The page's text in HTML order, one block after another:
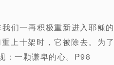
们一再积极重新进入耶稣的
上十架时，它被除去。为了
：一颗谦卑的心。P98